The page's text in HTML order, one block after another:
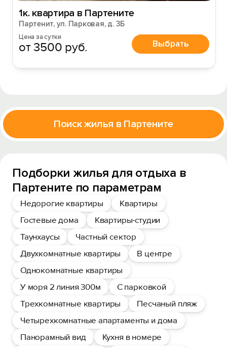
1к. квартира в Партените
Партенит, ул. Парковая, д. 3Б
Цена за сутки
от 3500 руб. Выбрать
Поиск жилья в Партените
Подборки жилья для отдыха в
Партените по параметрам
Недорогие квартиры
Квартиры
Гостевые дома
Квартиры-студии
Таунхаусы
Частный сектор
Двухкомнатные квартиры
В центре
Однокомнатные квартиры
У моря 2 линия 300м
С парковкой
Трехкомнатные квартиры
Песчаный пляж
Четырехкомнатные апартаменты и дома
Панорамный вид
Кухня в номере